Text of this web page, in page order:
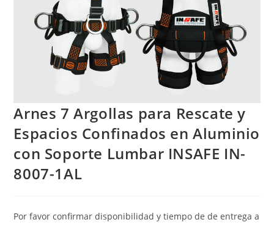
Arnes 7 Argollas para Rescate y
Espacios Confinados en Aluminio
con Soporte Lumbar INSAFE IN-
8007-1AL
Por favor confirmar disponibilidad y tiempo de de entrega a